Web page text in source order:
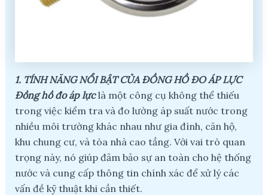
1. TÍNH NĂNG NỔI BẬT CỦA ĐỒNG HỒ ĐO ÁP LỰC
Đồng hồ đo áp lựclà một công cụ không thể thiếu
trong việc kiểm tra và đo lường áp suất nước trong
nhiều môi trường khác nhau như gia đình, căn hộ,
khu chung cư, và tòa nhà cao tầng. Với vai trò quan
trọng này, nó giúp đảm bảo sự an toàn cho hệ thống
nước và cung cấp thông tin chính xác để xử lý các
vấn đề kỹ thuật khi cần thiết.